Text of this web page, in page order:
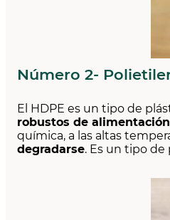
Número 2-
El HDPE es un tipo de
robustos de
química, a las altas
degradarse. Es un tipo